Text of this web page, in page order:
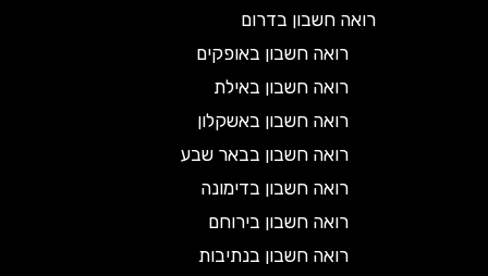
רואה חשבון בדרום
רואה חשבון באופקים
רואה חשבון באילת
רואה חשבון באשקלון
רואה חשבון בבאר שבע
רואה חשבון בדימונה
רואה חשבון בירוחם
רואה חשבון בנתיבות